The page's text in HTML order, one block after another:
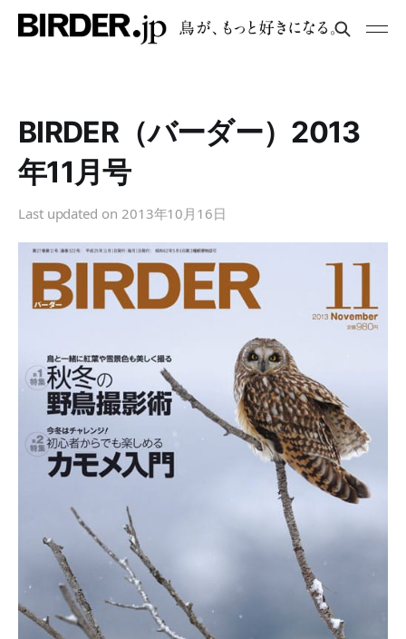
BIRDER（バーダー）2013
年11月号
Last updated on 2013年10月16日